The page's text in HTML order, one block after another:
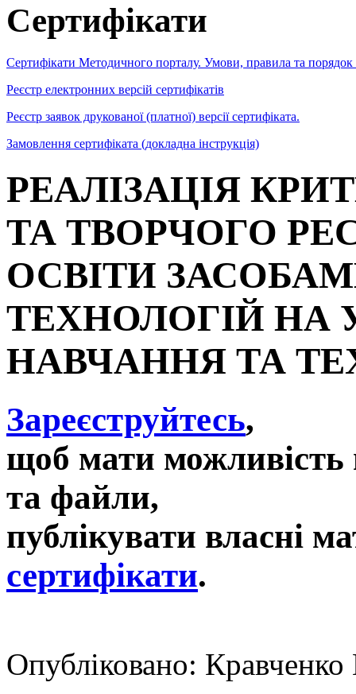
Сертифікати
Сертифікати Методичного порталу. Умови, правила та порядок
Реєстр електронних версій сертифікатів
Реєстр заявок друкованої (платної) версії сертифіката.
Замовлення сертифіката (докладна інструкція)
РЕАЛІЗАЦІЯ
ТА ТВОРЧОГО
ОСВІТИ
ТЕХНОЛОГІЙ НА
НАВЧАННЯ ТА
Зареєструйтесь,
щоб мати можливість
та файли,
публікувати власні
сертифікати.
Опубліковано: